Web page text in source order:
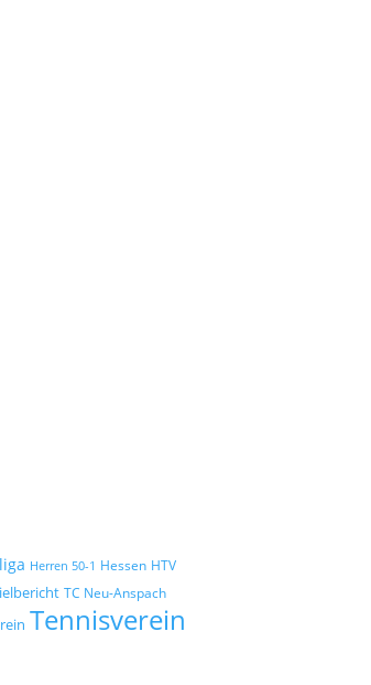
Herren 50-1 Hessen HTV
TC Neu-Anspach
Tennisverein